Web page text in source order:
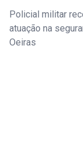
Policial militar
atuação na
Oeiras